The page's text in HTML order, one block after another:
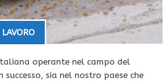
operante nel campo del
sia nel nostro paese che